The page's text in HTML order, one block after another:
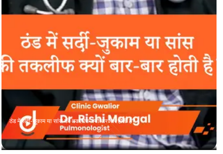
ठंड में सर्दी-जुकाम या सांस की तकलीफ क्यों बार-बार होती है?